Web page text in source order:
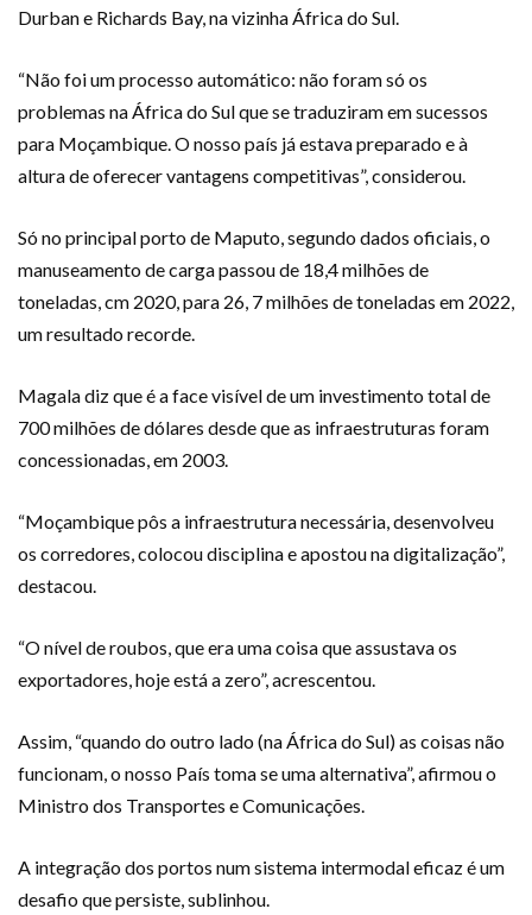
Durban e Richards Bay, na vizinha África do Sul.
“Não foi um processo automático: não foram só os
problemas na África do Sul que se traduziram em sucessos
para Moçambique. O nosso país já estava preparado e à
altura de oferecer vantagens competitivas”, considerou.
Só no principal porto de Maputo, segundo dados oficiais, o
manuseamento de carga passou de 18,4 milhões de
toneladas, cm 2020, para 26, 7 milhões de toneladas em 2022,
um resultado recorde.
Magala diz que é a face visível de um investimento total de
700 milhões de dólares desde que as infraestruturas foram
concessionadas, em 2003.
“Moçambique pôs a infraestrutura necessária, desenvolveu
os corredores, colocou disciplina e apostou na digitalização”,
destacou.
“O nível de roubos, que era uma coisa que assustava os
exportadores, hoje está a zero”, acrescentou.
Assim, “quando do outro lado (na África do Sul) as coisas não
funcionam, o nosso País toma se uma alternativa”, afirmou o
Ministro dos Transportes e Comunicações.
A integração dos portos num sistema intermodal eficaz é um
desafio que persiste, sublinhou.